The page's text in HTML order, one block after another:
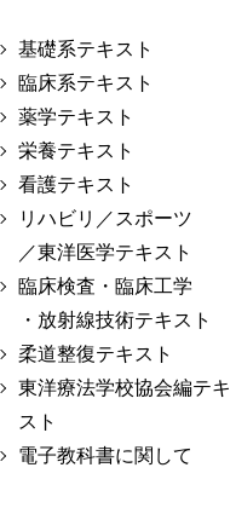
基礎系テキスト
臨床系テキスト
薬学テキスト
栄養テキスト
看護テキスト
リハビリ／スポーツ
／東洋医学テキスト
臨床検査・臨床工学
・放射線技術テキスト
柔道整復テキスト
東洋療法学校協会編テキ
スト
電子教科書に関して